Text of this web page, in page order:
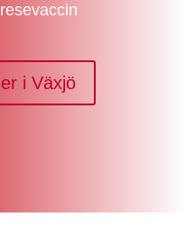
i Växjö